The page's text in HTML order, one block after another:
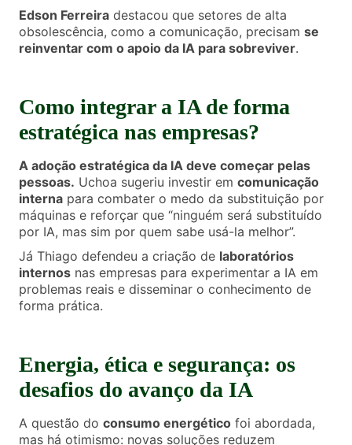
Edson Ferreira destacou que setores de alta
obsolescência, como a comunicação, precisam se
reinventar com o apoio da IA para sobreviver.
Como integrar a IA de forma
estratégica nas empresas?
A adoção estratégica da IA deve começar pelas
pessoas. Uchoa sugeriu investir em comunicação
interna para combater o medo da substituição por
máquinas e reforçar que “ninguém será substituído
por IA, mas sim por quem sabe usá-la melhor”.
Já Thiago defendeu a criação de laboratórios
internos nas empresas para experimentar a IA em
problemas reais e disseminar o conhecimento de
forma prática.
Energia, ética e segurança: os
desafios do avanço da IA
A questão do consumo energético foi abordada,
mas há otimismo: novas soluções reduzem